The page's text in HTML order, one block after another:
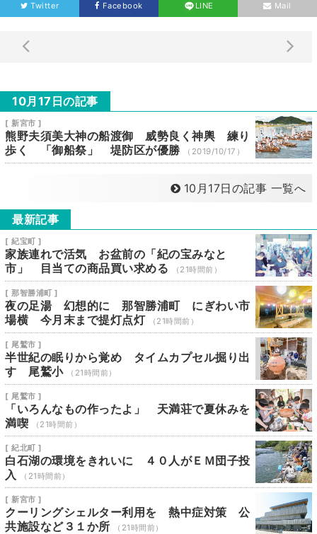
Twitter Facebook LINE Mail
10月17日の記事
[ 新宮市 ]
熊野夫須美大神の船渡御 威勢良く神輿 練り
歩く 「御船祭」 堤防区が優勝
（2019/10/17）
10月17日の記事 一覧へ
最新記事
[ 紀宝町 ]
家族連れで活気 お盆前の「紀の宝みなと
市」 目当ての商品買い求める
（21時間前）
[ 那智勝浦町 ]
夜の足湯 幻想的に 那智勝浦町 にぎわい市
場横 今月末まで提灯点灯
（21時間前）
[ 尾鷲市 ]
半世紀の眠りから覚め タイムカプセル掘り出
す 尾鷲小
（21時間前）
[ 尾鷲市 ]
「いろんなもの作ったよ」 天満荘で夏休みを
満喫
（21時間前）
[ 紀北町 ]
白石湖の環境をきれいに ４０人がＥＭ団子投
入
（21時間前）
[ 新宮市 ]
クーリングシェルター利用を 熱中症対策 公
共施設など３１か所
（21時間前）